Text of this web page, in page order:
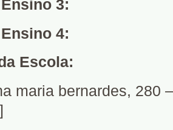
3:
4:
Escola:
maria bernardes, 280